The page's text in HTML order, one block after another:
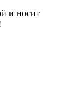
и носит